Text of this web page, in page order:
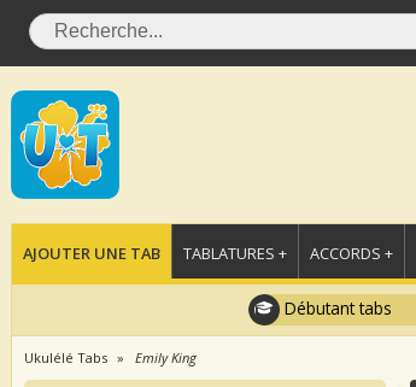
AJOUTER UNE TAB TABLATURES + ACCORDS +
Débutant tabs
Ukulélé Tabs Emily King